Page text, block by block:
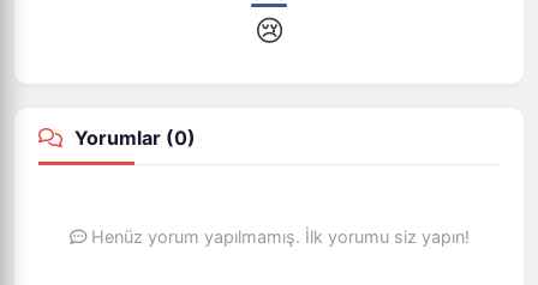
😢
Yorumlar (0)
Henüz yorum yapılmamış. İlk yorumu siz yapın!